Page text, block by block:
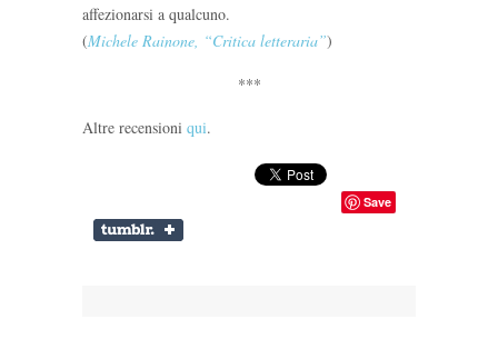
affezionarsi a qualcuno.
(Michele Rainone, “Critica letteraria”)
***
Altre recensioni qui.
Save